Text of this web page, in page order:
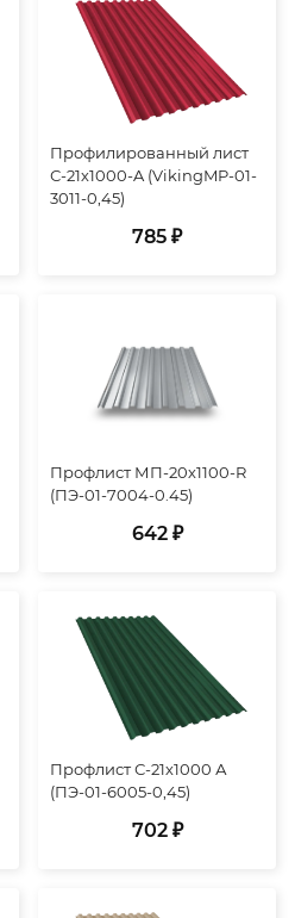
Профилированный лист
С-21х1000-A (VikingMP-01-
3011-0,45)
785 ₽
Профлист МП-20х1100-R
(ПЭ-01-7004-0.45)
642 ₽
Профлист С-21х1000 А
(ПЭ-01-6005-0,45)
702 ₽